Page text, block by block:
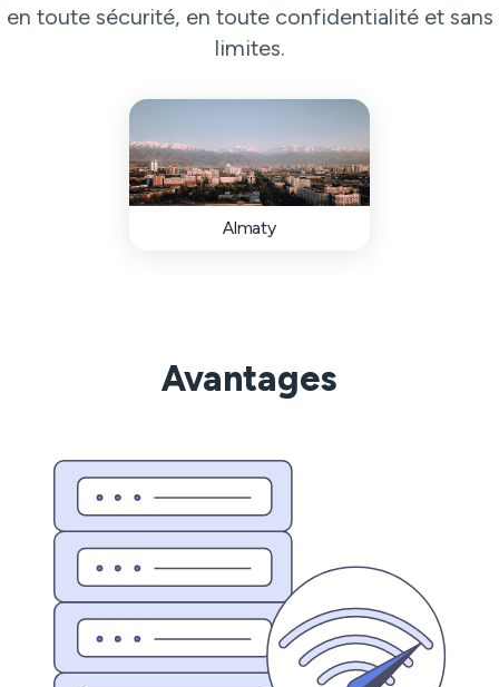
en toute sécurité, en toute confidentialité et sans
limites.
Almaty
Avantages